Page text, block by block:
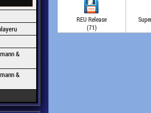
&
&
REU Release
(71)